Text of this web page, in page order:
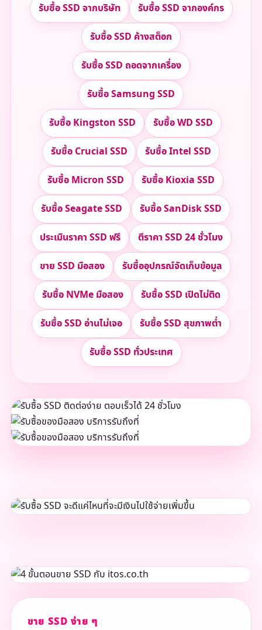
รับซื้อ SSD จากบริษัท รับซื้อ SSD จากองค์กร
รับซื้อ SSD ค้างสต็อก
รับซื้อ SSD ถอดจากเครื่อง
รับซื้อ Samsung SSD
รับซื้อ Kingston SSD รับซื้อ WD SSD
รับซื้อ Crucial SSD รับซื้อ Intel SSD
รับซื้อ Micron SSD รับซื้อ Kioxia SSD
รับซื้อ Seagate SSD รับซื้อ SanDisk SSD
ประเมินราคา SSD ฟรี ตีราคา SSD 24 ชั่วโมง
ขาย SSD มือสอง รับซื้ออุปกรณ์จัดเก็บข้อมูล
รับซื้อ NVMe มือสอง รับซื้อ SSD เปิดไม่ติด
รับซื้อ SSD อ่านไม่เจอ รับซื้อ SSD สุขภาพต่ำ
รับซื้อ SSD ทั่วประเทศ
ขาย SSD ง่าย ๆ